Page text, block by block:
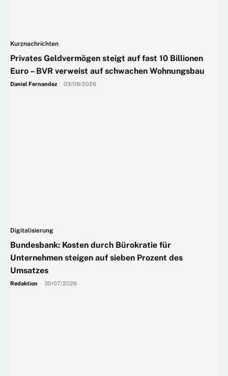
Kurznachrichten
Privates Geldvermögen steigt auf fast 10 Billionen
Euro – BVR verweist auf schwachen Wohnungsbau
Daniel Fernandez 03/08/2026
Digitalisierung
Bundesbank: Kosten durch Bürokratie für
Unternehmen steigen auf sieben Prozent des
Umsatzes
Redaktion 30/07/2026